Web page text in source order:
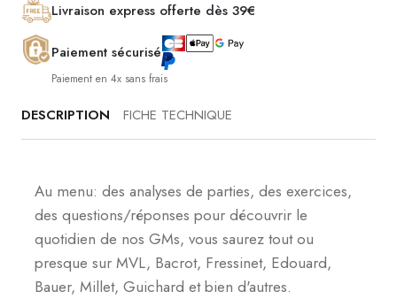
Livraison express offerte dès 39€
Paiement sécurisé
Paiement en 4x sans frais
DESCRIPTION FICHE TECHNIQUE
Au menu: des analyses de parties, des exercices,
des questions/réponses pour découvrir le
quotidien de nos GMs, vous saurez tout ou
presque sur MVL, Bacrot, Fressinet, Edouard,
Bauer, Millet, Guichard et bien d'autres.